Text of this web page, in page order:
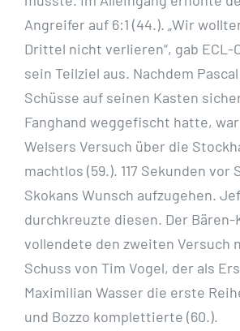
Angreifer auf 6:1 (44.). „Wir
Drittel nicht verlieren“, gab ECL-
sein Teilziel aus. Nachdem
Schüsse auf seinen Kasten
Fanghand weggefischt hatte,
Welsers Versuch über die
machtlos (59.). 117 Sekunden vor
Skokans Wunsch aufzugehen.
durchkreuzte diesen. Der Bären-
vollendete den zweiten Versuch
Schuss von Tim Vogel, der als
Maximilian Wasser die erste
und Bozzo komplettierte (60.).